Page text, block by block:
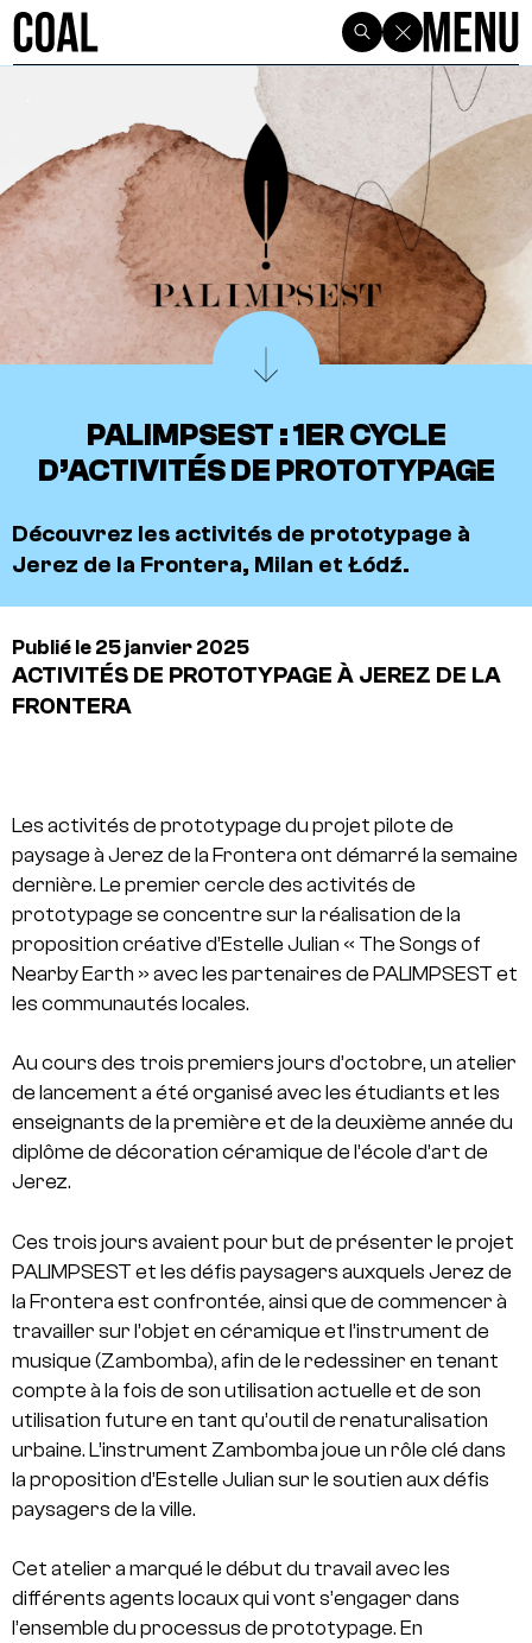
PALIMPSEST : 1ER CYCLE
D’ACTIVITÉS DE PROTOTYPAGE
Découvrez les activités de prototypage à
Jerez de la Frontera, Milan et Łódź.
Publié le 25 janvier 2025
ACTIVITÉS DE PROTOTYPAGE À JEREZ DE LA
FRONTERA
Les activités de prototypage du projet pilote de
paysage à Jerez de la Frontera ont démarré la semaine
dernière. Le premier cercle des activités de
prototypage se concentre sur la réalisation de la
proposition créative d’Estelle Julian « The Songs of
Nearby Earth » avec les partenaires de PALIMPSEST et
les communautés locales.
Au cours des trois premiers jours d’octobre, un atelier
de lancement a été organisé avec les étudiants et les
enseignants de la première et de la deuxième année du
diplôme de décoration céramique de l’école d’art de
Jerez.
Ces trois jours avaient pour but de présenter le projet
PALIMPSEST et les défis paysagers auxquels Jerez de
la Frontera est confrontée, ainsi que de commencer à
travailler sur l’objet en céramique et l’instrument de
musique (Zambomba), afin de le redessiner en tenant
compte à la fois de son utilisation actuelle et de son
utilisation future en tant qu’outil de renaturalisation
urbaine. L’instrument Zambomba joue un rôle clé dans
la proposition d’Estelle Julian sur le soutien aux défis
paysagers de la ville.
Cet atelier a marqué le début du travail avec les
différents agents locaux qui vont s’engager dans
l’ensemble du processus de prototypage. En